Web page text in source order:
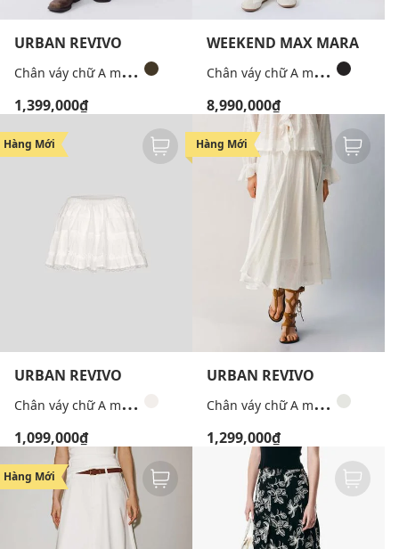
URBAN REVIVO
C
hân váy chữ A mini xếp li phối họa tiết
1,399,000₫
WEEKEND MAX MARA
C
hân váy chữ A midi dáng quả bí Wkdciurma
8,990,000₫
Hàng Mới
URBAN REVIVO
C
hân váy chữ A mini nữ xếp tầng phối ren
1,099,000₫
Hàng Mới
URBAN REVIVO
C
hân váy chữ A midi dập vân kẻ ô
1,299,000₫
Hàng Mới